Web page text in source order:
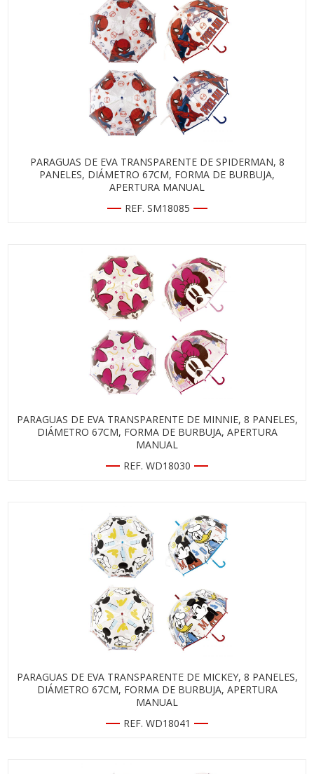
PARAGUAS DE EVA TRANSPARENTE DE SPIDERMAN, 8
PANELES, DIÁMETRO 67CM, FORMA DE BURBUJA,
APERTURA MANUAL
REF. SM18085
PARAGUAS DE EVA TRANSPARENTE DE MINNIE, 8 PANELES,
DIÁMETRO 67CM, FORMA DE BURBUJA, APERTURA
MANUAL
REF. WD18030
PARAGUAS DE EVA TRANSPARENTE DE MICKEY, 8 PANELES,
DIÁMETRO 67CM, FORMA DE BURBUJA, APERTURA
MANUAL
REF. WD18041